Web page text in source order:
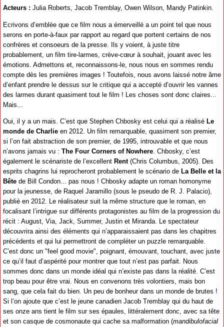
Acteurs : Julia Roberts, Jacob Tremblay, Owen Wilson, Mandy Patinkin.
Ecrivons d’emblée que ce film nous a émerveillé a un point tel que nous
serons en porte-à-faux par rapport au regard que portent certains de nos
confrères et consoeurs de la presse. Ils y voient, à juste titre
probablement, un film tire-larmes, crève-cœur à souhait, jouant avec les
émotions. Admettons et, reconnaissons-le, nous nous en sommes rendu
compte dès les premières images ! Toutefois, nous avons laissé notre âme
d’enfant prendre le dessus sur le critique qui a accepté d’ouvrir les vannes
des larmes durant quasiment tout le film ! Les choses sont donc claires...
Mais...
Oui, il y a un mais. C’est que Stephen Chbosky est celui qui a réalisé Le
monde de Charlie en 2012. Un film remarquable, quasiment son premier,
si l’on fait abstraction de son premier, de 1995, introuvable et que nous
n’avons jamais vu : The Four Corners of Nowhere. Chbosky, c’est
également le scénariste de l’excellent Rent(Chris Columbus, 2005). Des
esprits chagrins lui reprocheront probablement le scénario de La Belle et la
Bête de Bill Condon... pas nous ! Chbosky adapte un roman homonyme
pour la jeunesse, de Raquel Jaramillo (sous le pseudo de R. J. Palacio),
publié en 2012. Le réalisateur suit la même structure que le roman, en
focalisant l’intrigue sur différents protagonistes au film de la progression du
récit : August, Via, Jack, Summer, Justin et Miranda. Le spectateur
découvrira ainsi des éléments qui n’apparaissaient pas dans les chapitres
précédents et qui lui permettront de compléter un puzzle remarquable.
C’est donc un "feel good movie", poignant, émouvant, touchant, avec juste
ce qu’il faut d’aspérité pour montrer que tout n’est pas parfait. Nous
sommes donc dans un monde idéal qui n’existe pas dans la réalité. C’est
trop beau pour être vrai. Nous en convenons très volontiers, mais bon
sang, que cela fait du bien. Un peu de bonheur dans un monde de brutes !
Si l’on ajoute que c’est le jeune canadien Jacob Tremblay qui du haut de
ses onze ans tient le film sur ses épaules, littéralement donc, avec sa tête
et son casque de cosmonaute qui cache sa malformation (mandibulofacial